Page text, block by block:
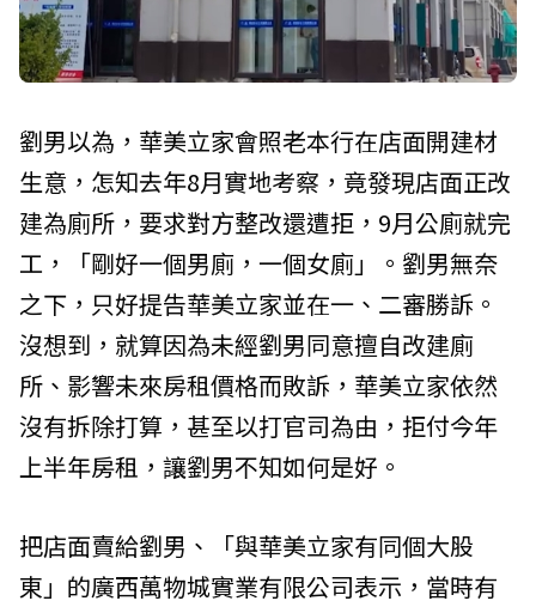
劉男以為，華美立家會照老本行在店面開建材
生意，怎知去年8月實地考察，竟發現店面正改
建為廁所，要求對方整改還遭拒，9月公廁就完
工，「剛好一個男廁，一個女廁」。劉男無奈
之下，只好提告華美立家並在一、二審勝訴。
沒想到，就算因為未經劉男同意擅自改建廁
所、影響未來房租價格而敗訴，華美立家依然
沒有拆除打算，甚至以打官司為由，拒付今年
上半年房租，讓劉男不知如何是好。
把店面賣給劉男、「與華美立家有同個大股
東」的廣西萬物城實業有限公司表示，當時有